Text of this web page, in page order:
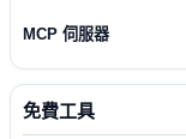
MCP 伺服器
免費工具